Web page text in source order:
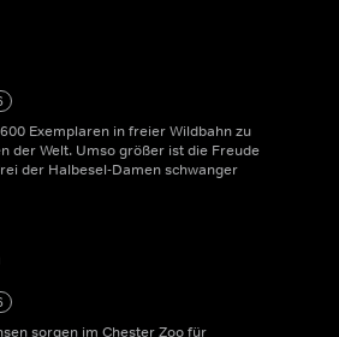
Exemplaren in freier Wildbahn zu
der Welt. Umso größer ist die Freude
der Halbesel-Damen schwanger
sorgen im Chester Zoo für